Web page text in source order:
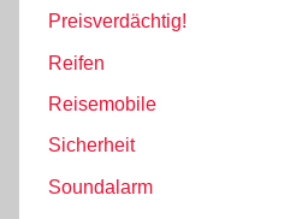
Preisverdächtig!
Reifen
Reisemobile
Sicherheit
Soundalarm